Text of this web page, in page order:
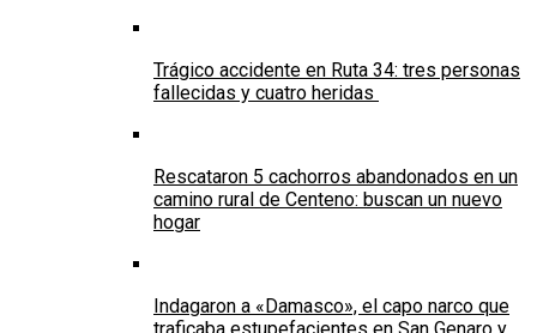
Trágico accidente en Ruta 34: tres personas
fallecidas y cuatro heridas
Rescataron 5 cachorros abandonados en un
camino rural de Centeno: buscan un nuevo
hogar
Indagaron a «Damasco», el capo narco que